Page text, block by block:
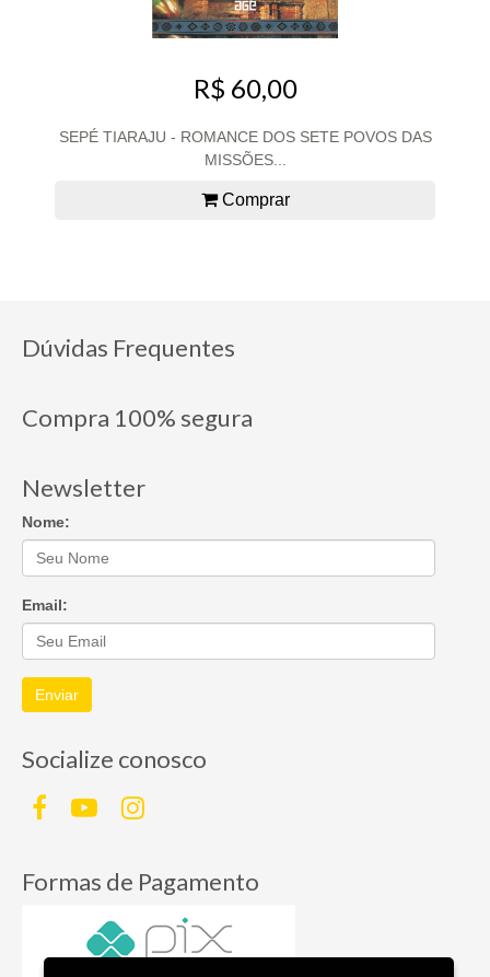
R$ 60,00
SEPÉ TIARAJU - ROMANCE DOS SETE POVOS DAS
MISSÕES...
Comprar
Dúvidas Frequentes
Compra 100% segura
Newsletter
Nome:
Email:
Enviar
Socialize conosco
Formas de Pagamento